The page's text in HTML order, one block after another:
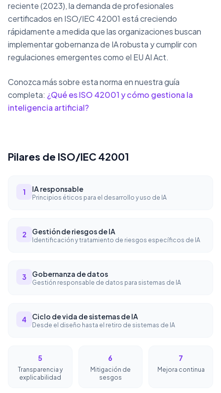
reciente (2023), la demanda de profesionales
certificados en ISO/IEC 42001 está creciendo
rápidamente a medida que las organizaciones buscan
implementar gobernanza de IA robusta y cumplir con
regulaciones emergentes como el EU AI Act.
Conozca más sobre esta norma en nuestra guía
completa: ¿Qué es ISO 42001 y cómo gestiona la
inteligencia artificial?
Pilares de ISO/IEC 42001
1 IA responsable
Principios éticos para el desarrollo y uso de IA
2 Gestión de riesgos de IA
Identificación y tratamiento de riesgos específicos de IA
3 Gobernanza de datos
Gestión responsable de datos para sistemas de IA
4 Ciclo de vida de sistemas de IA
Desde el diseño hasta el retiro de sistemas de IA
5
Transparencia y
explicabilidad
6
Mitigación de
sesgos
7
Mejora continua